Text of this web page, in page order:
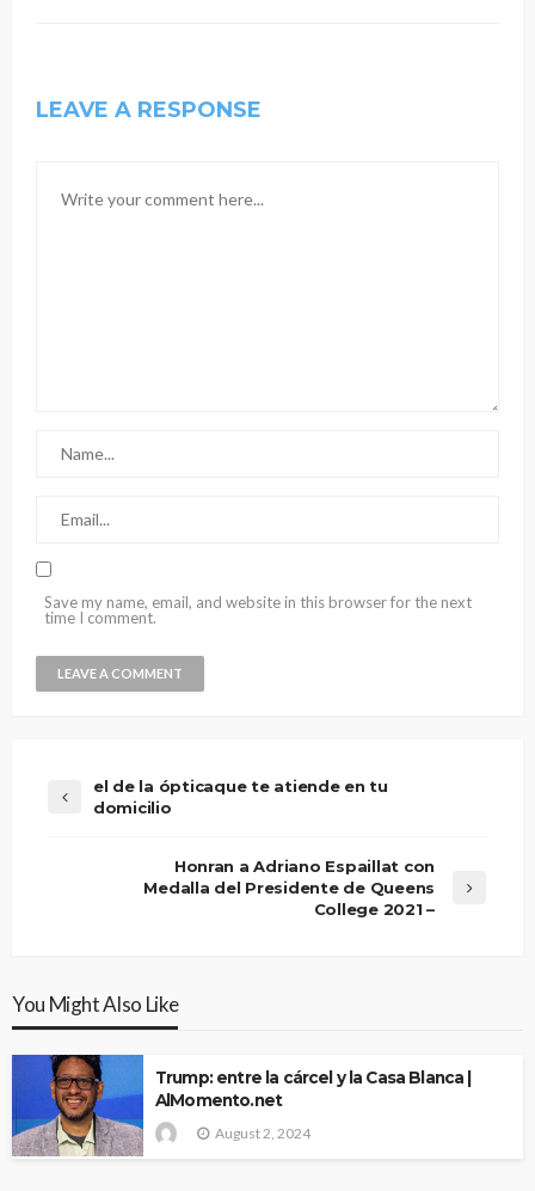
LEAVE A RESPONSE
Save my name, email, and website in this browser for the next
time I comment.
el de la ópticaque te atiende en tu
domicilio
Honran a Adriano Espaillat con
Medalla del Presidente de Queens
College 2021 –
You Might Also Like
Trump: entre la cárcel y la Casa Blanca |
AlMomento.net
August 2, 2024